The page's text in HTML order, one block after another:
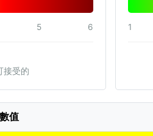
5 6
接受的
1
數值